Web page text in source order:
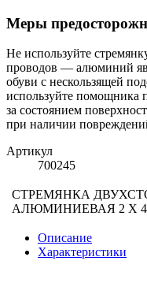
Меры
Не используйте
проводов — алюминий
обуви с нескользящей
используйте помощника
за состоянием
при наличии
Артикул
700245
СТРЕМЯНКА
АЛЮМИНИЕВАЯ 2 Х 4
Описание
Характеристики